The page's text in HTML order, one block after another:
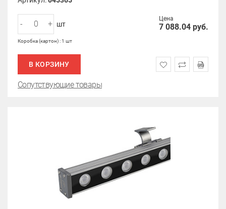
Цена
7 088.04 руб.
- + шт
Коробка (картон) : 1 шт
В КОРЗИНУ
Сопутствующие товары